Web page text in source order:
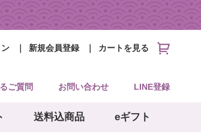
新規会員登録 カートを見る
ご質問 お問い合わせ LINE登録
送料込商品 eギフト